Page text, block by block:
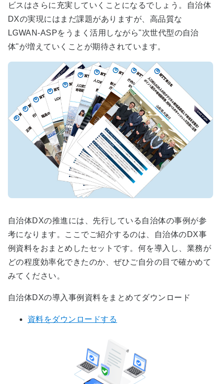
ビスはさらに充実していくことになるでしょう。自治体
DXの実現にはまだ課題がありますが、高品質な
LGWAN-ASPをうまく活用しながら"次世代型の自治
体"が増えていくことが期待されています。
自治体DXの推進には、先行している自治体の事例が参
考になります。ここでご紹介するのは、自治体のDX事
例資料をおまとめしたセットです。何を導入し、業務が
どの程度効率化できたのか、ぜひご自分の目で確かめて
みてください。
自治体DXの導入事例資料をまとめてダウンロード
資料をダウンロードする